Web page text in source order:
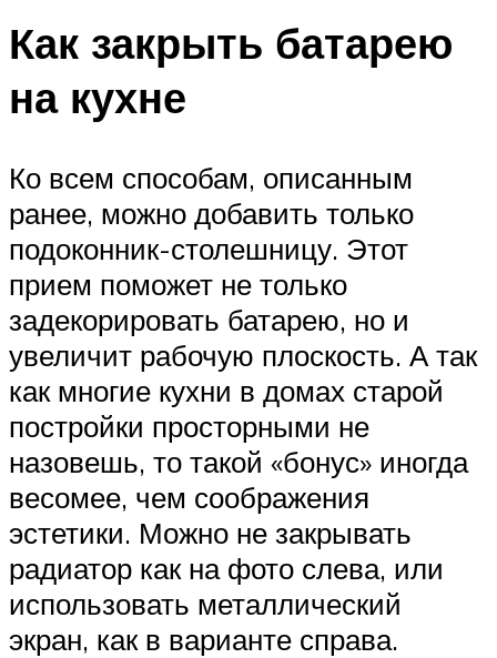
Как закрыть батарею
на кухне
Ко всем способам, описанным
ранее, можно добавить только
подоконник-столешницу. Этот
прием поможет не только
задекорировать батарею, но и
увеличит рабочую плоскость. А так
как многие кухни в домах старой
постройки просторными не
назовешь, то такой «бонус» иногда
весомее, чем соображения
эстетики. Можно не закрывать
радиатор как на фото слева, или
использовать металлический
экран, как в варианте справа.